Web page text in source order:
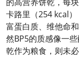
卡路里（254 kcal
富蛋白质、维他命
然BP5的质感像一
乾作为粮食，则未必